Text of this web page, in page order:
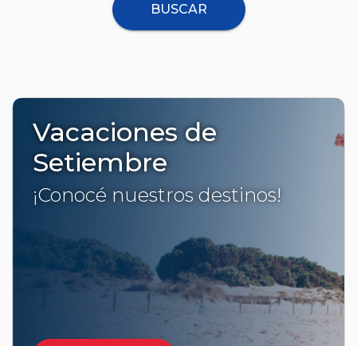
BUSCAR
Vacaciones de
Setiembre
¡Conocé nuestros destinos!